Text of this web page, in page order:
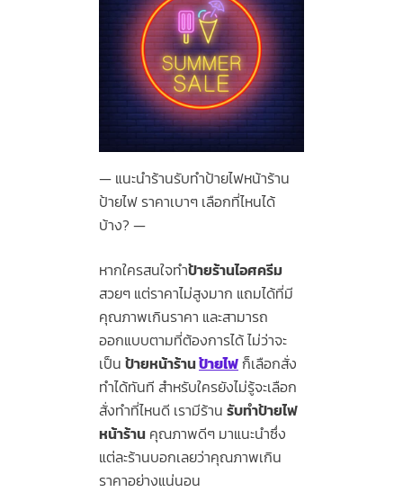
แนะนำร้านรับทำป้ายไฟหน้าร้าน
ป้ายไฟ ราคาเบาๆ เลือกที่ไหนได้
บ้าง?
หากใครสนใจทำป้ายร้านไอศครีม
สวยๆ แต่ราคาไม่สูงมาก แถมได้ที่มี
คุณภาพเกินราคา และสามารถ
ออกแบบตามที่ต้องการได้ ไม่ว่าจะ
เป็น ป้ายหน้าร้านป้ายไฟก็เลือกสั่ง
ทำได้ทันที สำหรับใครยังไม่รู้จะเลือก
สั่งทำที่ไหนดี เรามีร้าน รับทำป้ายไฟ
หน้าร้าน คุณภาพดีๆ มาแนะนำซึ่ง
แต่ละร้านบอกเลยว่าคุณภาพเกิน
ราคาอย่างแน่นอน